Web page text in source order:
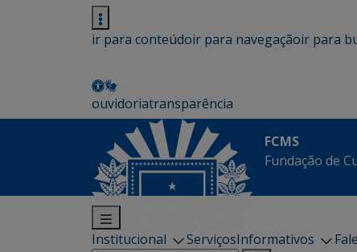
ir para conteúdoir para navegaçãoir para
ouvidoriatransparência
FCMS
Fundação de
Institucional ServiçosInformativos